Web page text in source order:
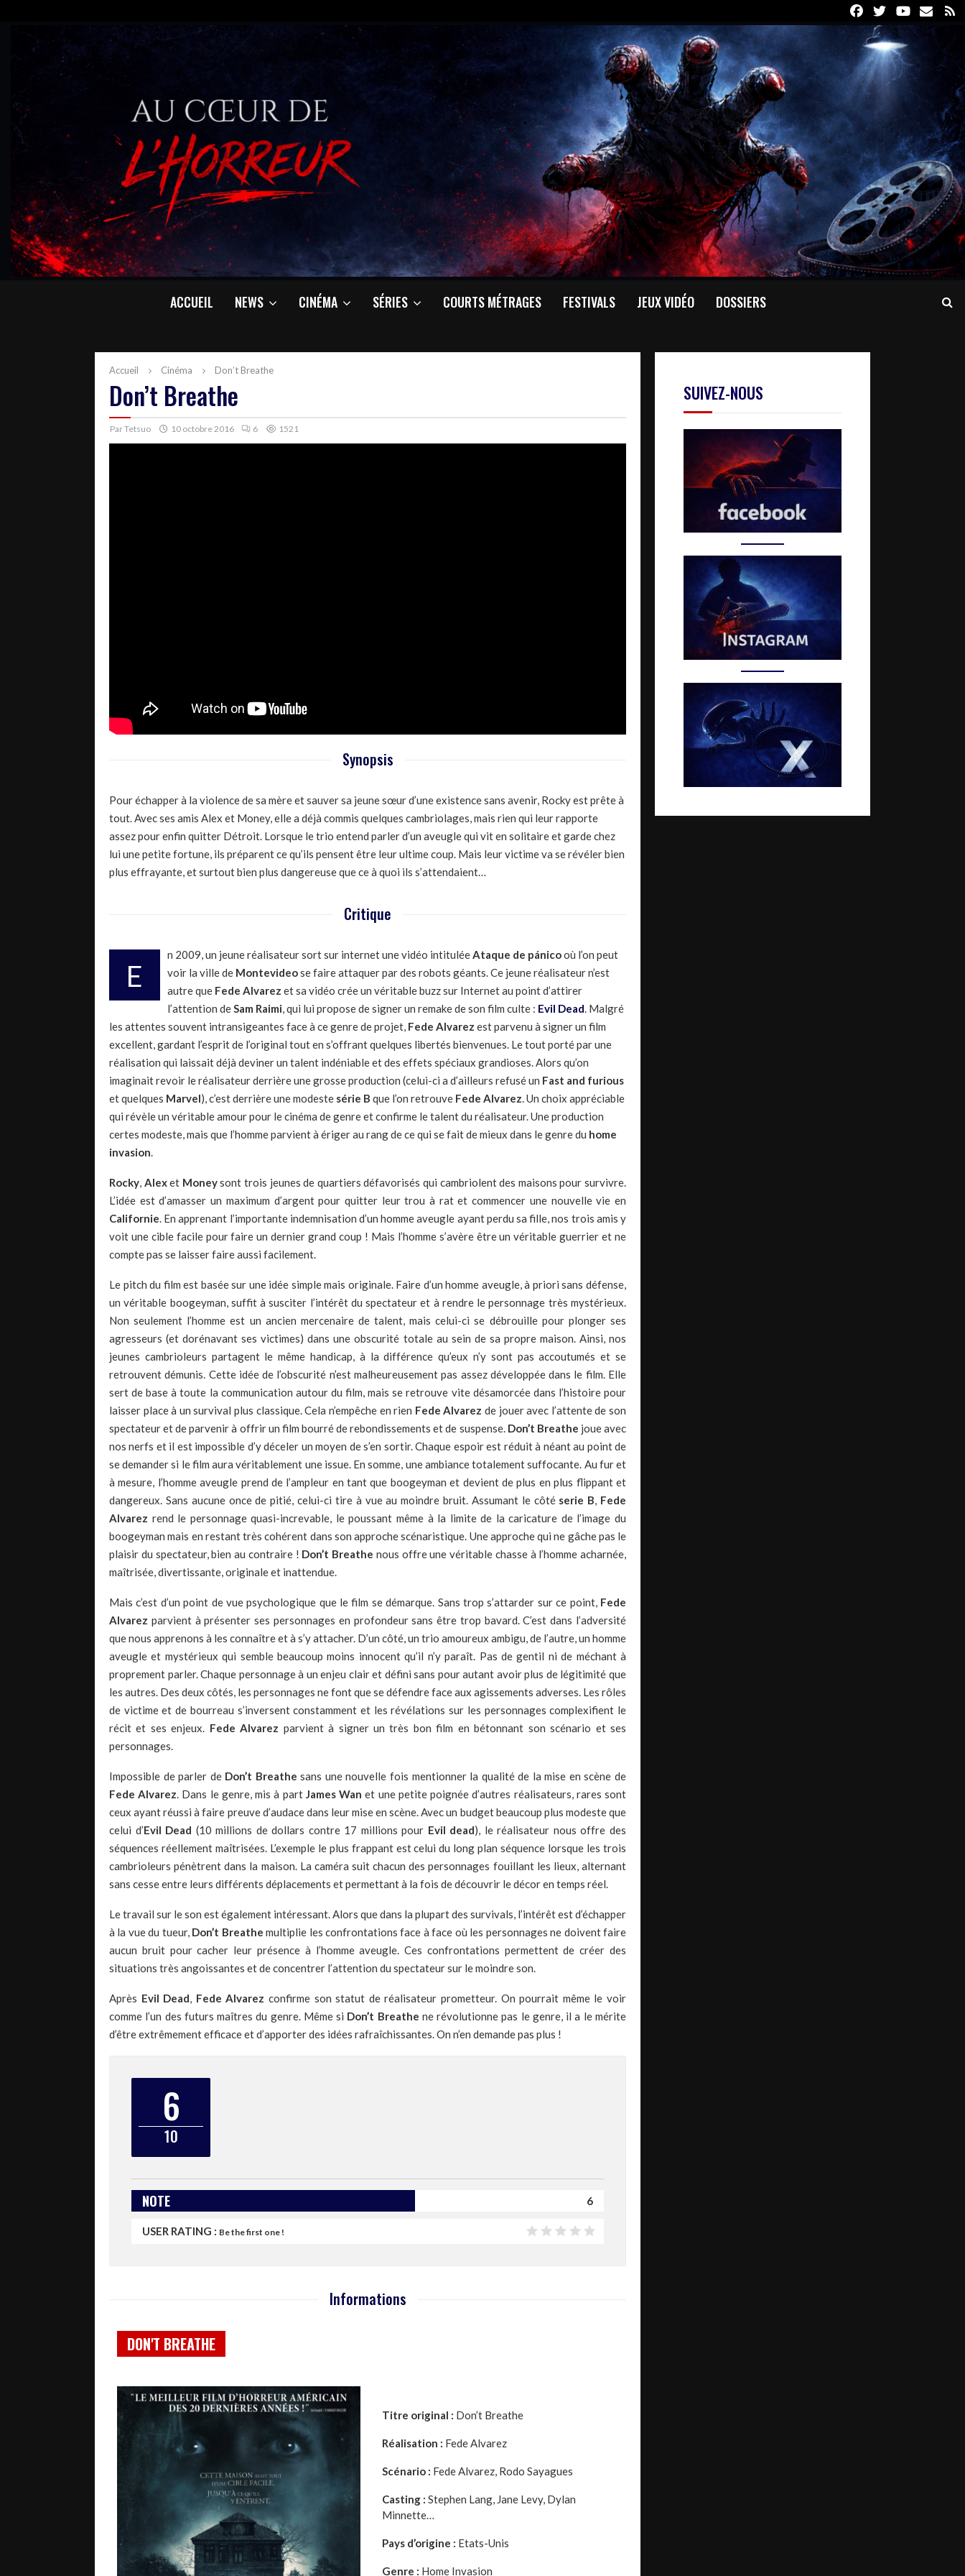
FacebookTwitterYoutube
Email
ACCUEIL NEWS CINÉMA SÉRIES COURTS MÉTRAGES FESTIVALS JEUX VIDÉO DOSSIERS
Accueil Cinéma Don’t Breathe
Don’t Breathe
ParTetsuo 10 octobre 2016 6 1521
Synopsis
Pour échapper à la violence de sa mère et sauver sa jeune sœur d’une existence sans avenir, Rocky est prête à
tout. Avec ses amis Alex et Money, elle a déjà commis quelques cambriolages, mais rien qui leur rapporte
assez pour enfin quitter Détroit. Lorsque le trio entend parler d’un aveugle qui vit en solitaire et garde chez
lui une petite fortune, ils préparent ce qu’ils pensent être leur ultime coup. Mais leur victime va se révéler bien
plus effrayante, et surtout bien plus dangereuse que ce à quoi ils s’attendaient…
Critique
E
n 2009, un jeune réalisateur sort sur internet une vidéo intituléeAtaque de pánicooù l’on peut
voir la ville de Montevideose faire attaquer par des robots géants. Ce jeune réalisateur n’est
autre que Fede Alvarez et sa vidéo crée un véritable buzz sur Internet au point d’attirer
l’attention deSam Raimi, qui lui propose de signer un remake de son film culte : Evil Dead. Malgré
les attentes souvent intransigeantes face à ce genre de projet, Fede Alvarez est parvenu à signer un film
excellent, gardant l’esprit de l’original tout en s’offrant quelques libertés bienvenues. Le tout porté par une
réalisation qui laissait déjà deviner un talent indéniable et des effets spéciaux grandioses. Alors qu’on
imaginait revoir le réalisateur derrière une grosse production (celui-ci a d’ailleurs refusé un Fast and furious
et quelques Marvel), c’est derrière une modeste série B que l’on retrouve Fede Alvarez. Un choix appréciable
qui révèle un véritable amour pour le cinéma de genre et confirme le talent du réalisateur. Une production
certes modeste, mais que l’homme parvient à ériger au rang de ce qui se fait de mieux dans le genre du home
invasion.
Rocky, Alexet Moneysont trois jeunes de quartiers défavorisés qui cambriolent des maisons pour survivre.
L’idée est d’amasser un maximum d’argent pour quitter leur trou à rat et commencer une nouvelle vie en
Californie. En apprenant l’importante indemnisation d’un homme aveugle ayant perdu sa fille, nos trois amis y
voit une cible facile pour faire un dernier grand coup ! Mais l’homme s’avère être un véritable guerrier et ne
compte pas se laisser faire aussi facilement.
Le pitch du film est basée sur une idée simple mais originale. Faire d’un homme aveugle, à priori sans défense,
un véritable boogeyman, suffit à susciter l’intérêt du spectateur et à rendre le personnage très mystérieux.
Non seulement l’homme est un ancien mercenaire de talent, mais celui-ci se débrouille pour plonger ses
agresseurs (et dorénavant ses victimes) dans une obscurité totale au sein de sa propre maison. Ainsi, nos
jeunes cambrioleurs partagent le même handicap, à la différence qu’eux n’y sont pas accoutumés et se
retrouvent démunis. Cette idée de l’obscurité n’est malheureusement pas assez développée dans le film. Elle
sert de base à toute la communication autour du film, mais se retrouve vite désamorcée dans l’histoire pour
laisser place à un survival plus classique. Cela n’empêche en rien Fede Alvarez de jouer avec l’attente de son
spectateur et de parvenir à offrir un film bourré de rebondissements et de suspense. Don’t Breathe joue avec
nos nerfs et il est impossible d’y déceler un moyen de s’en sortir. Chaque espoir est réduit à néant au point de
se demander si le film aura véritablement une issue. En somme, une ambiance totalement suffocante. Au fur et
à mesure, l’homme aveugle prend de l’ampleur en tant que boogeyman et devient de plus en plus flippant et
dangereux. Sans aucune once de pitié, celui-ci tire à vue au moindre bruit. Assumant le côté serie B, Fede
Alvarez rend le personnage quasi-increvable, le poussant même à la limite de la caricature de l’image du
boogeyman mais en restant très cohérent dans son approche scénaristique. Une approche qui ne gâche pas le
plaisir du spectateur, bien au contraire ! Don’t Breathe nous offre une véritable chasse à l’homme acharnée,
maîtrisée, divertissante, originale et inattendue.
Mais c’est d’un point de vue psychologique que le film se démarque. Sans trop s’attarder sur ce point, Fede
Alvarez parvient à présenter ses personnages en profondeur sans être trop bavard. C’est dans l’adversité
que nous apprenons à les connaître et à s’y attacher. D’un côté, un trio amoureux ambigu, de l’autre, un homme
aveugle et mystérieux qui semble beaucoup moins innocent qu’il n’y paraît. Pas de gentil ni de méchant à
proprement parler. Chaque personnage à un enjeu clair et défini sans pour autant avoir plus de légitimité que
les autres. Des deux côtés, les personnages ne font que se défendre face aux agissements adverses. Les rôles
de victime et de bourreau s’inversent constamment et les révélations sur les personnages complexifient le
récit et ses enjeux. Fede Alvarez parvient à signer un très bon film en bétonnant son scénario et ses
personnages.
Impossible de parler de Don’t Breathe sans une nouvelle fois mentionner la qualité de la mise en scène de
Fede Alvarez. Dans le genre, mis à part James Wan et une petite poignée d’autres réalisateurs, rares sont
ceux ayant réussi à faire preuve d’audace dans leur mise en scène. Avec un budget beaucoup plus modeste que
celui d’Evil Dead (10 millions de dollars contre 17 millions pour Evil dead), le réalisateur nous offre des
séquences réellement maîtrisées. L’exemple le plus frappant est celui du long plan séquence lorsque les trois
cambrioleurs pénètrent dans la maison. La caméra suit chacun des personnages fouillant les lieux, alternant
sans cesse entre leurs différents déplacements et permettant à la fois de découvrir le décor en temps réel.
Le travail sur le son est également intéressant. Alors que dans la plupart des survivals, l’intérêt est d’échapper
à la vue du tueur, Don’t Breathe multiplie les confrontations face à face où les personnages ne doivent faire
aucun bruit pour cacher leur présence à l’homme aveugle. Ces confrontations permettent de créer des
situations très angoissantes et de concentrer l’attention du spectateur sur le moindre son.
Après Evil Dead, Fede Alvarez confirme son statut de réalisateur prometteur. On pourrait même le voir
comme l’un des futurs maîtres du genre. Même si Don’t Breathe ne révolutionne pas le genre, il a le mérite
d’être extrêmement efficace et d’apporter des idées rafraîchissantes. On n’en demande pas plus !
6
10
NOTE 6
USER RATING : Be the first one !
Informations
DON'T BREATHE
Titre original : Don’t Breathe
Réalisation : Fede Alvarez
Scénario : Fede Alvarez, Rodo Sayagues
Casting : Stephen Lang, Jane Levy, Dylan
Minnette…
Pays d’origine : Etats-Unis
Genre : Home Invasion
SUIVEZ-NOUS